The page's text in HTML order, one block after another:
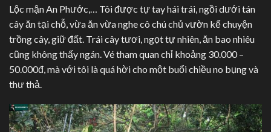
Lộc mận An Phước,… Tôi được tự tay hái trái, ngồi dưới tán
cây ăn tại chỗ, vừa ăn vừa nghe cô chú chủ vườn kể chuyện
trồng cây, giữ đất. Trái cây tươi, ngọt tự nhiên, ăn bao nhiêu
cũng không thấy ngán. Vé tham quan chỉ khoảng 30.000 –
50.000đ, mà với tôi là quá hời cho một buổi chiều no bụng và
thư thả.